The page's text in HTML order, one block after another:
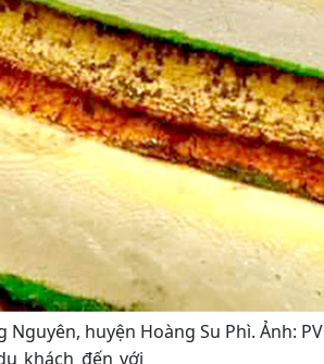
huyện Hoàng Su Phì. Ảnh: PV
khách đến với